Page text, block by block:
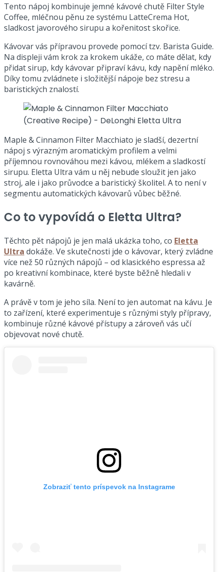
Tento nápoj kombinuje jemné kávové chutě Filter Style
Coffee, mléčnou pěnu ze systému LatteCrema Hot,
sladkost javorového sirupu a kořenitost skořice.
Kávovar vás přípravou provede pomocí tzv. Barista Guide.
Na displeji vám krok za krokem ukáže, co máte dělat, kdy
přidat sirup, kdy kávovar připraví kávu, kdy napění mléko.
Díky tomu zvládnete i složitější nápoje bez stresu a
baristických znalostí.
Maple & Cinnamon Filter Macchiato je sladší, dezertní
nápoj s výrazným aromatickým profilem a velmi
příjemnou rovnováhou mezi kávou, mlékem a sladkostí
sirupu. Eletta Ultra vám u něj nebude sloužit jen jako
stroj, ale i jako průvodce a baristický školitel. A to není v
segmentu automatických kávovarů vůbec běžné.
Co to vypovídá o Eletta Ultra?
Těchto pět nápojů je jen malá ukázka toho, co Eletta
Ultra dokáže. Ve skutečnosti jde o kávovar, který zvládne
více než 50 různých nápojů – od klasického espressa až
po kreativní kombinace, které byste běžně hledali v
kavárně.
A právě v tom je jeho síla. Není to jen automat na kávu. Je
to zařízení, které experimentuje s různými styly přípravy,
kombinuje různé kávové přístupy a zároveň vás učí
objevovat nové chutě.
Zobraziť tento príspevok na Instagrame